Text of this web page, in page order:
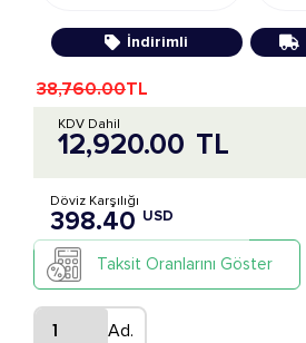
İndirimli
38,760.00TL
12,920.00 TL
KDV Dahil
Döviz Karşılığı
398.40 USD
Taksit Oranlarını Göster
Ad.